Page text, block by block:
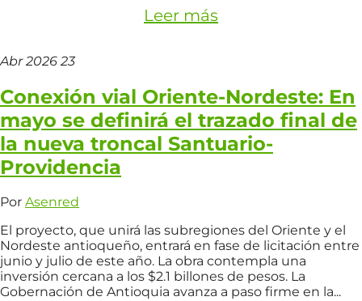
Leer más
Abr 2026 23
Conexión vial Oriente-Nordeste: En
mayo se definirá el trazado final de
la nueva troncal Santuario-
Providencia
Por Asenred
El proyecto, que unirá las subregiones del Oriente y el
Nordeste antioqueño, entrará en fase de licitación entre
junio y julio de este año. La obra contempla una
inversión cercana a los $2.1 billones de pesos. La
Gobernación de Antioquia avanza a paso firme en la...